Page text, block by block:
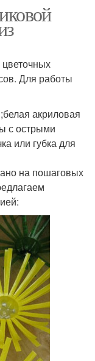
Для работы
акриловая
с острыми
или губка для
на пошаговых